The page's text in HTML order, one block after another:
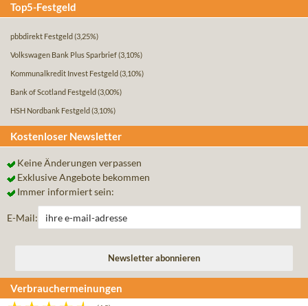
Top5-Festgeld
pbbdirekt Festgeld (3,25%)
Volkswagen Bank Plus Sparbrief(3,10%)
Kommunalkredit Invest Festgeld (3,10%)
Bank of Scotland Festgeld (3,00%)
HSH Nordbank Festgeld (3,10%)
Kostenloser Newsletter
Keine Änderungen verpassen
Exklusive Angebote bekommen
Immer informiert sein:
E-Mail:
Verbrauchermeinungen